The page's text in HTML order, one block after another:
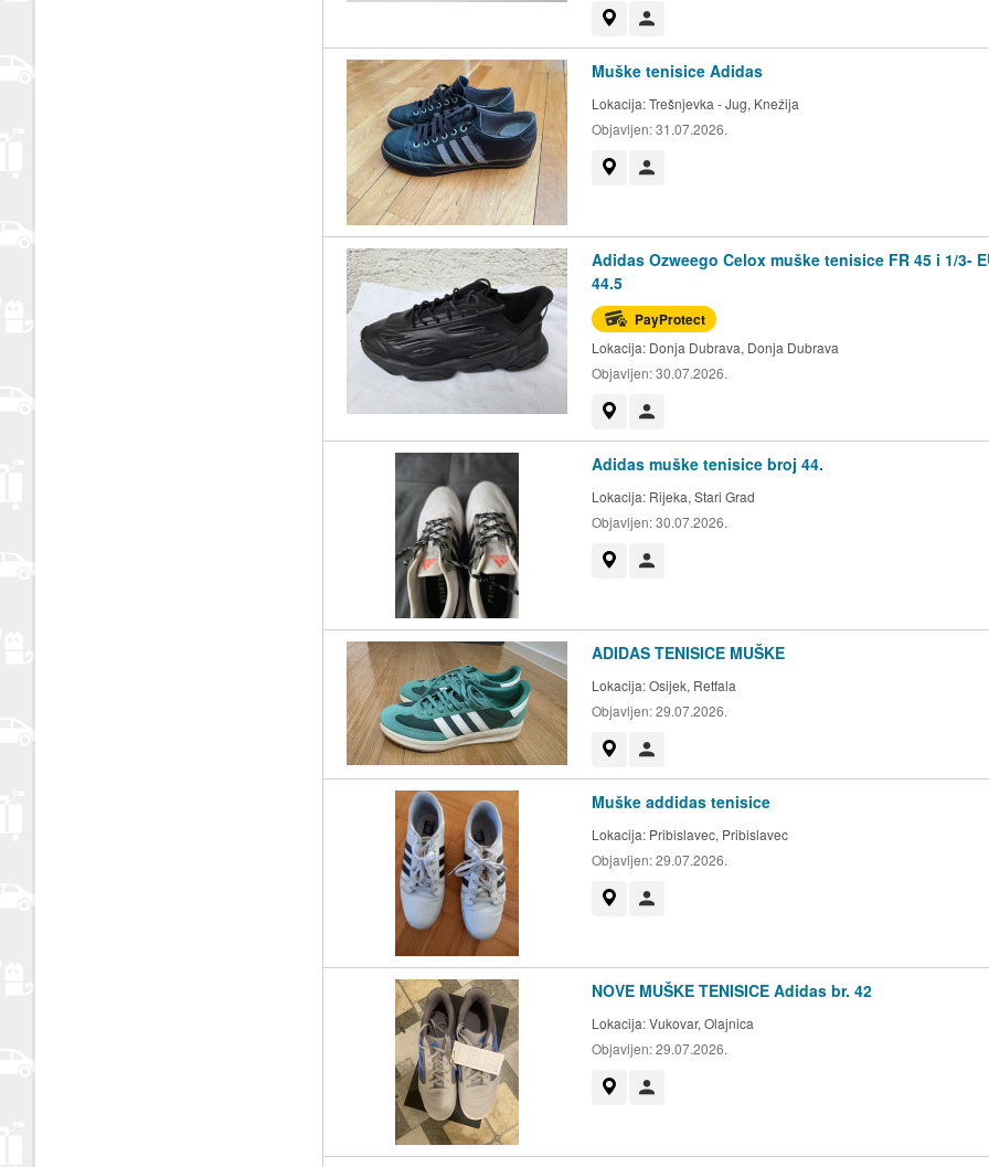
Muške tenisice Adidas
Lokacija:Trešnjevka - Jug, Knežija
Objavljen:31.07.2026.
Adidas Ozweego Celox muške tenisice FR 45 i 1/3-
44.5
PayProtect
Lokacija: Donja Dubrava, Donja Dubrava
Objavljen:30.07.2026.
Adidas muške tenisice broj 44.
Lokacija: Rijeka, Stari Grad
Objavljen:30.07.2026.
ADIDAS TENISICE MUŠKE
Lokacija:Osijek, Retfala
Objavljen:29.07.2026.
Muške addidas tenisice
Lokacija: Pribislavec, Pribislavec
Objavljen:29.07.2026.
NOVE MUŠKE TENISICE Adidas br. 42
Lokacija:Vukovar, Olajnica
Objavljen:29.07.2026.